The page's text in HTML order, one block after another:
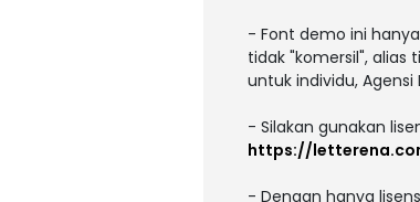
- Font demo ini
tidak "komersil",
untuk individu,
- Silakan gunakan
https://
- Dengan hanya